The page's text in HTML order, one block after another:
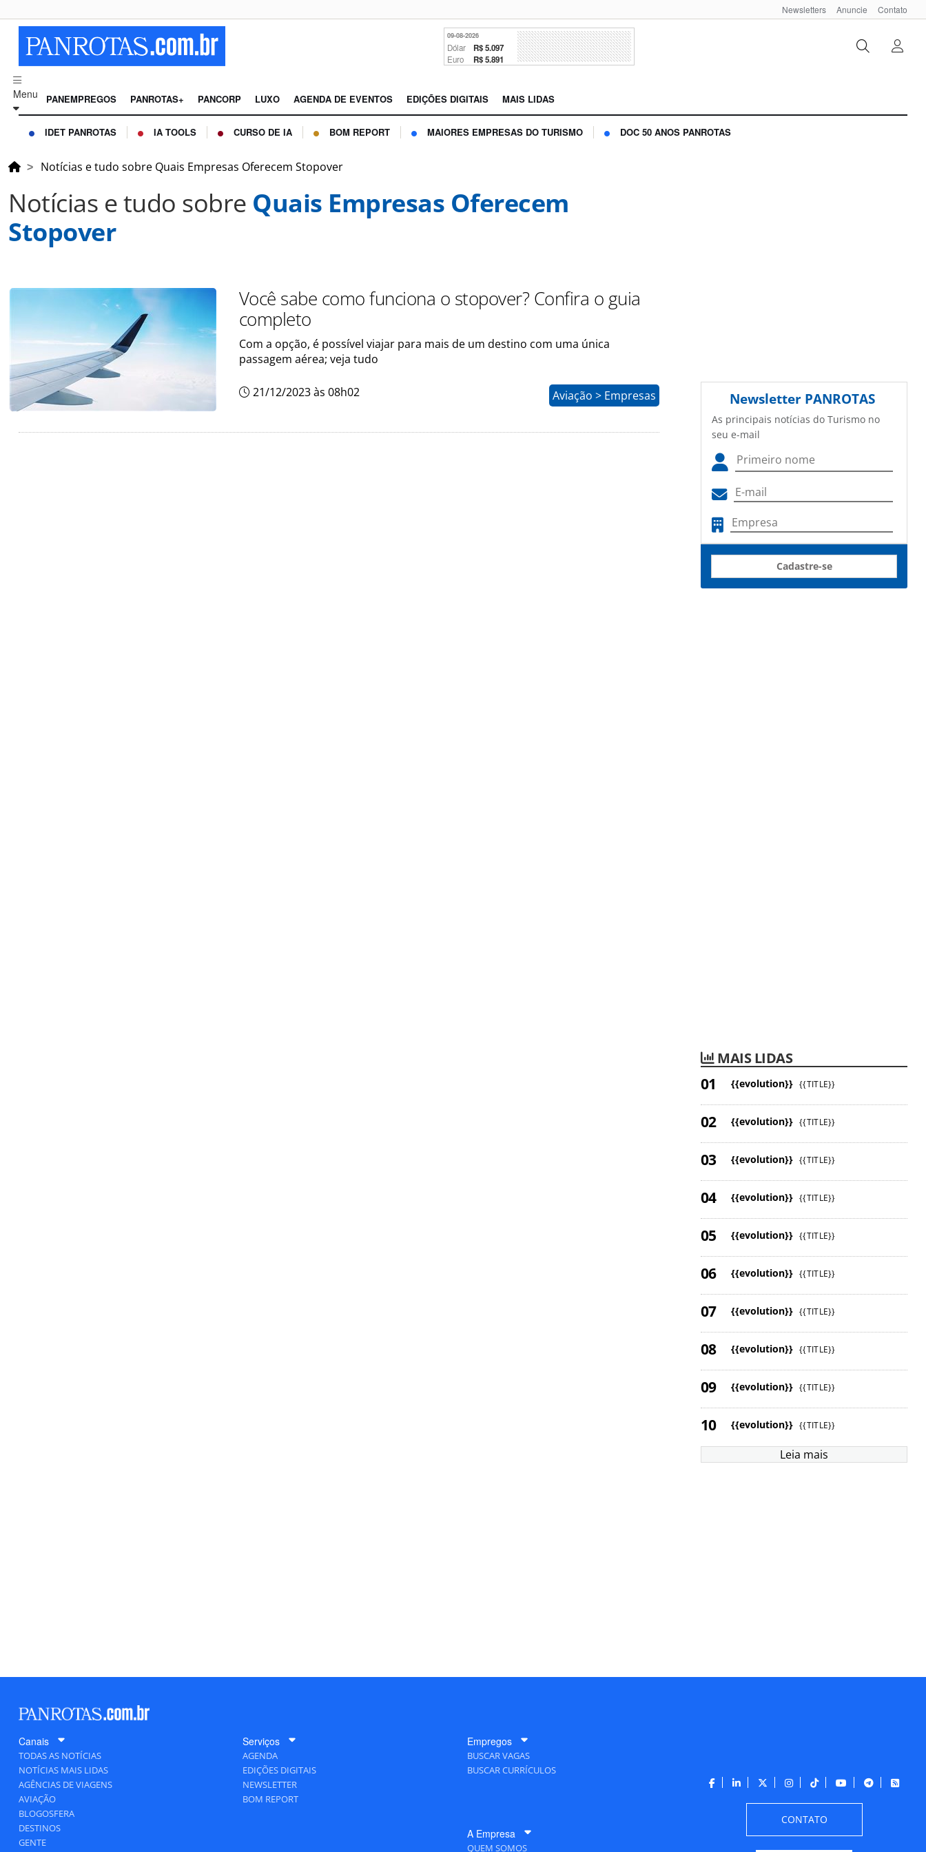
Newsletters Anuncie Contato
09-08-2026
Dólar R$ 5.097
Euro R$ 5.891
Menu PANEMPREGOS PANROTAS+ PANCORP LUXO AGENDA DE EVENTOS EDIÇÕES DIGITAIS MAIS LIDAS
IDET PANROTAS IA TOOLS CURSO DE IA BOM REPORT MAIORES EMPRESAS DO TURISMO DOC 50 ANOS PANROTAS
Notícias e tudo sobre Quais Empresas Oferecem Stopover
Notícias e tudo sobre Quais Empresas Oferecem
Stopover
Você sabe como funciona o stopover? Confira o guia
completo
Com a opção, é possível viajar para mais de um destino com uma única
passagem aérea; veja tudo
21/12/2023 às 08h02 Aviação > Empresas Newsletter PANROTAS
As principais notícias do Turismo no
seu e-mail
Cadastre-se
MAIS LIDAS
{{evolution}} {{TITLE}}
{{evolution}} {{TITLE}}
{{evolution}} {{TITLE}}
{{evolution}} {{TITLE}}
{{evolution}} {{TITLE}}
{{evolution}} {{TITLE}}
{{evolution}} {{TITLE}}
{{evolution}} {{TITLE}}
{{evolution}} {{TITLE}}
{{evolution}} {{TITLE}}
Leia mais
Canais
TODAS AS NOTÍCIAS
NOTÍCIAS MAIS LIDAS
AGÊNCIAS DE VIAGENS
AVIAÇÃO
BLOGOSFERA
DESTINOS
GENTE
Serviços
AGENDA
EDIÇÕES DIGITAIS
NEWSLETTER
BOM REPORT
Empregos
BUSCAR VAGAS
BUSCAR CURRÍCULOS
A Empresa
QUEM SOMOS
CONTATO